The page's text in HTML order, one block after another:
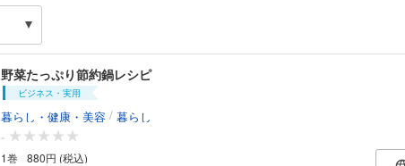
野菜たっぷり節約鍋レシピ
ビジネス・実用
暮らし・健康・美容 / 暮らし
-
1巻
880円 (税込)